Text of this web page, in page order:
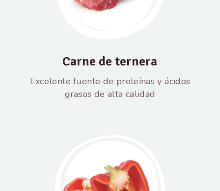
Carne de ternera
Excelente fuente de proteínas y ácidos
grasos de alta calidad